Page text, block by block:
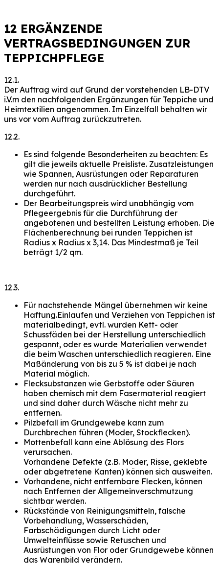
12 ERGÄNZENDE
VERTRAGSBEDINGUNGEN ZUR
TEPPICHPFLEGE
12.1.
Der Auftrag wird auf Grund der vorstehenden LB-DTV
i.V.m den nachfolgenden Ergänzungen für Teppiche und
Heimtextilien angenommen. Im Einzelfall behalten wir
uns vor vom Auftrag zurückzutreten.
12.2.
Es sind folgende Besonderheiten zu beachten: Es
gilt die jeweils aktuelle Preisliste. Zusatzleistungen
wie Spannen, Ausrüstungen oder Reparaturen
werden nur nach ausdrücklicher Bestellung
durchgeführt.
Der Bearbeitungspreis wird unabhängig vom
Pflegeergebnis für die Durchführung der
angebotenen und bestellten Leistung erhoben. Die
Flächenberechnung bei runden Teppichen ist
Radius x Radius x 3,14. Das Mindestmaß je Teil
beträgt 1/2 qm.
12.3.
Für nachstehende Mängel übernehmen wir keine
Haftung.Einlaufen und Verziehen von Teppichen ist
materialbedingt, evtl. wurden Kett- oder
Schussfäden bei der Herstellung unterschiedlich
gespannt, oder es wurde Materialien verwendet
die beim Waschen unterschiedlich reagieren. Eine
Maßänderung von bis zu 5 % ist dabei je nach
Material möglich.
Flecksubstanzen wie Gerbstoffe oder Säuren
haben chemisch mit dem Fasermaterial reagiert
und sind daher durch Wäsche nicht mehr zu
entfernen.
Pilzbefall im Grundgewebe kann zum
Durchbrechen führen (Moder, Stockflecken).
Mottenbefall kann eine Ablösung des Flors
verursachen.
Vorhandene Defekte (z.B. Moder, Risse, geklebte
oder abgetretene Kanten) können sich ausweiten.
Vorhandene, nicht entfernbare Flecken, können
nach Entfernen der Allgemeinverschmutzung
sichtbar werden.
Rückstände von Reinigungsmitteln, falsche
Vorbehandlung, Wasserschäden,
Farbschädigungen durch Licht oder
Umwelteinflüsse sowie Retuschen und
Ausrüstungen von Flor oder Grundgewebe können
das Warenbild verändern.